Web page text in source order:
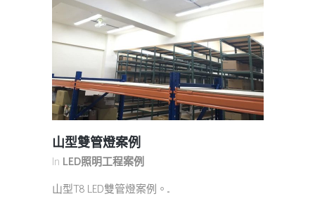
山型雙管燈案例
In LED照明工程案例
山型T8 LED雙管燈案例。...